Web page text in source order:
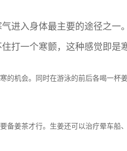
进入身体最主要的途径之一
打一个寒颤，这种感觉即是
机会。同时在游泳的前后各喝一杯
备姜茶才行。生姜还可以治疗晕车船